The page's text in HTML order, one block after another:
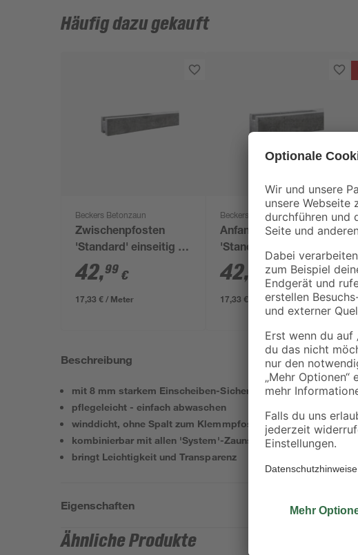
Häufig dazu gekauft
Beckers Betonzaun
Zwischenpfosten
'Standard' einseitig 11
x 11 x 248 cm grau
42,99 €
17,33 € / Meter
Beckers Betonzaun
Anfangspfosten
'Standard' einseitig 11
x 11 x 248 cm grau
42, €
17,33 € / Meter
Beschreibung
mit 8 mm starkem Einscheiben-Sicherheitsglas
pflegeleicht - einfach abwaschen
winddicht, ohne Spalt zum Klemmpfosten
kombinierbar mit allen 'System'-Zaunserien
bringt Leichtigkeit und Transparenz
Eigenschaften
Ähnliche Produkte